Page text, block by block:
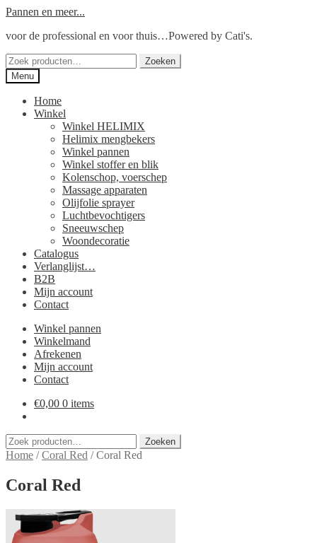
Ga
naar
Ga
de
Pannen en meer...
voor de professional en voor thuis…Powered by Cati's.
Zoeken
naar:
Zoeken
Menu
Home
Winkel
Winkel HELIMIX
Helimix mengbekers
Winkel pannen
Winkel stoffer en blik
Kolenschop, voerschep
Massage apparaten
Olijfolie sprayer
Luchtbevochtigers
Sneeuwschep
Woondecoratie
Catalogus
Verlanglijst…
B2B
Mijn account
Contact
Winkel pannen
Winkelmand
Afrekenen
Mijn account
Contact
€0,00 0 items
Zoeken
naar:
Zoeken
Home /Coral Red /Coral Red
Coral Red